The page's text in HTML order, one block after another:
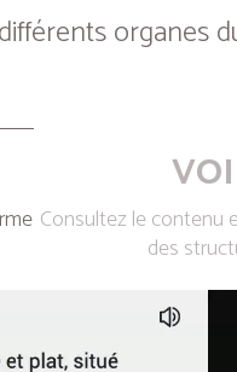
organes
Consultez le contenu
des